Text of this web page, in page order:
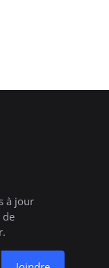
à jour
de